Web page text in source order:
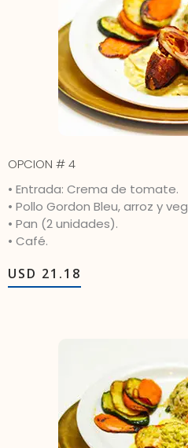
OPCION # 4
• Entrada: Crema de tomate.
• Pollo Gordon Bleu, arroz y
• Pan (2 unidades).
• Café.
USD 21.18